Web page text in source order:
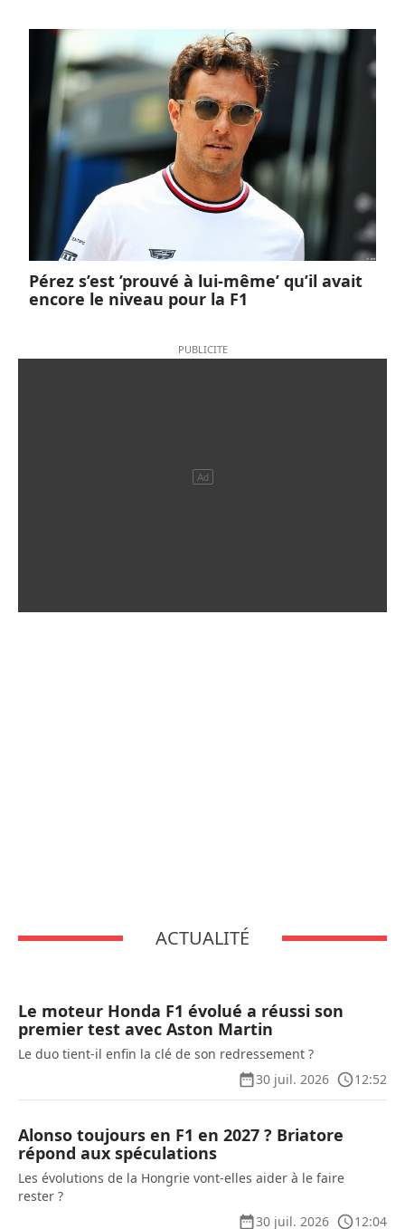
Pérez s’est ’prouvé à lui-même’ qu’il avait
encore le niveau pour la F1
ACTUALITÉ
Le moteur Honda F1 évolué a réussi son
premier test avec Aston Martin
Le duo tient-il enfin la clé de son redressement ?
30 juil. 2026
12:52
Alonso toujours en F1 en 2027 ? Briatore
répond aux spéculations
Les évolutions de la Hongrie vont-elles aider à le faire
rester ?
30 juil. 2026
12:04